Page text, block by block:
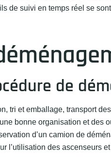
de suivi en temps réel se
de
tri et emballage, transport
bonne organisation et des
d’un camion de
l’utilisation des ascenseurs